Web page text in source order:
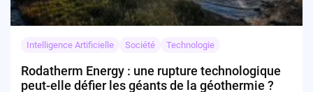
Intelligence Artificielle Société Technologie
Rodatherm Energy : une rupture technologique
peut-elle défier les géants de la géothermie ?